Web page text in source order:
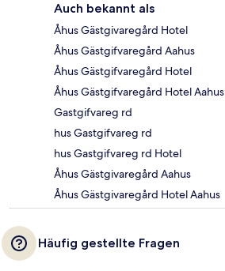
Auch bekannt als
Åhus Gästgivaregård Hotel
Åhus Gästgifvaregård Aahus
Åhus Gästgifvaregård Hotel
Åhus Gästgifvaregård Hotel Aahus
Gastgifvareg rd
hus Gastgifvareg rd
hus Gastgifvareg rd Hotel
Åhus Gästgivaregård Aahus
Åhus Gästgivaregård Hotel Aahus
Häufig gestellte Fragen